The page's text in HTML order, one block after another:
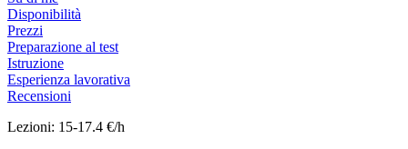
Disponibilità
Prezzi
Preparazione al test
Istruzione
Esperienza lavorativa
Recensioni
Lezioni: 15-17.4 €/h